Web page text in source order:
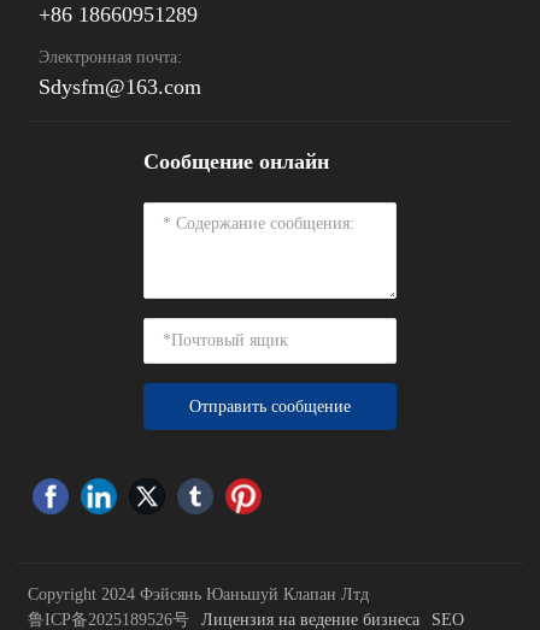
+86 18660951289
Электронная почта:
Sdysfm@163.com
Сообщение онлайн
Отправить сообщение
Copyright 2024 Фэйсянь Юаньшуй Клапан Лтд
鲁ICP备2025189526号
Лицензия на ведение бизнеса SEO